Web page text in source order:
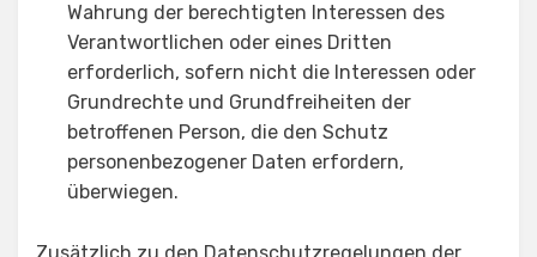
Wahrung der berechtigten Interessen des
Verantwortlichen oder eines Dritten
erforderlich, sofern nicht die Interessen oder
Grundrechte und Grundfreiheiten der
betroffenen Person, die den Schutz
personenbezogener Daten erfordern,
überwiegen.